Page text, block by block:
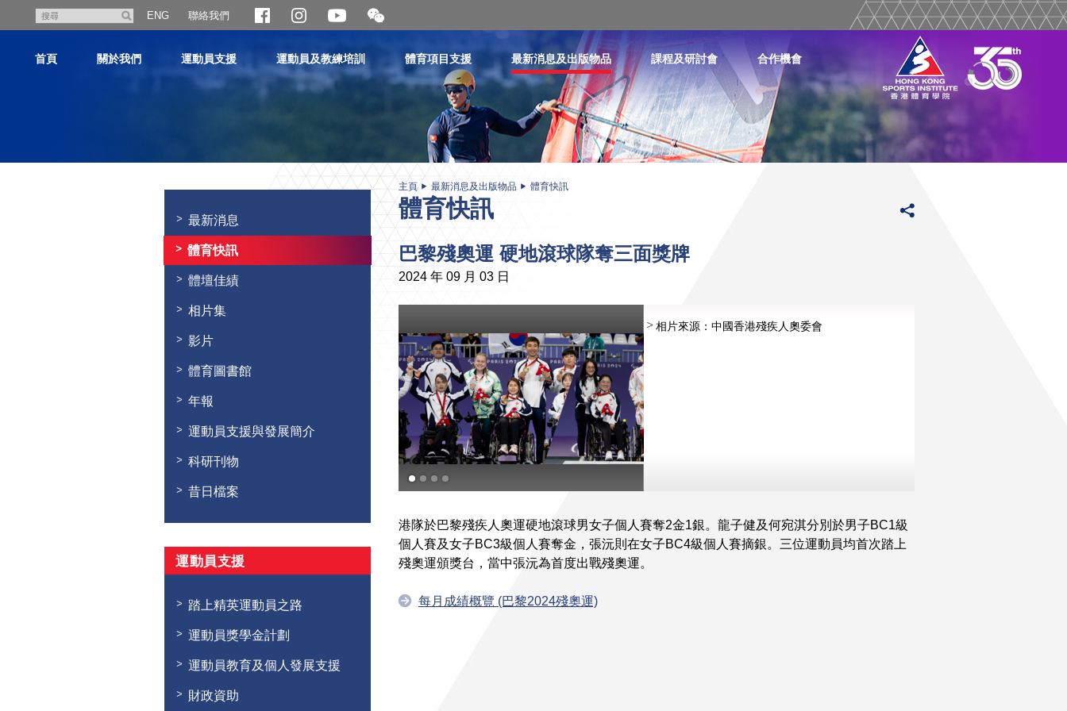
尋
ENG 聯絡我們
開
合
二
維
首頁 關於我們 運動員支援 運動員及教練培訓 體育項目支援 最新消息及出版物品 課程及研討會 合作機會
最新消息
體育快訊
體壇佳績
相片集
影片
體育圖書館
年報
運動員支援與發展簡介
科研刊物
昔日檔案
運動員支援
踏上精英運動員之路
運動員獎學金計劃
運動員教育及個人發展支援
財政資助
主頁 最新消息及出版物品 體育快訊
體育快訊
巴黎殘奧運 硬地滾球隊奪三面獎牌
2024 年 09 月 03 日
相片來源：中國香港殘疾人奧委會
港隊於巴黎殘疾人奧運硬地滾球男女子個人賽奪2金1銀。龍子健及何宛淇分別於男子BC1級
個人賽及女子BC3級個人賽奪金，張沅則在女子BC4級個人賽摘銀。三位運動員均首次踏上
殘奧運頒獎台，當中張沅為首度出戰殘奧運。
每月成績概覽 (巴黎2024殘奧運)